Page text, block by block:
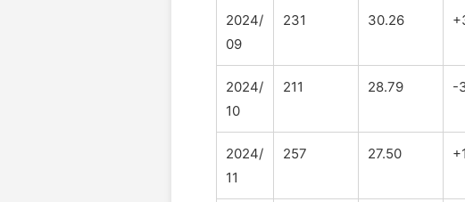
2024/
09
231 30.26
2024/
10
211 28.79 -
2024/
11
257 27.50